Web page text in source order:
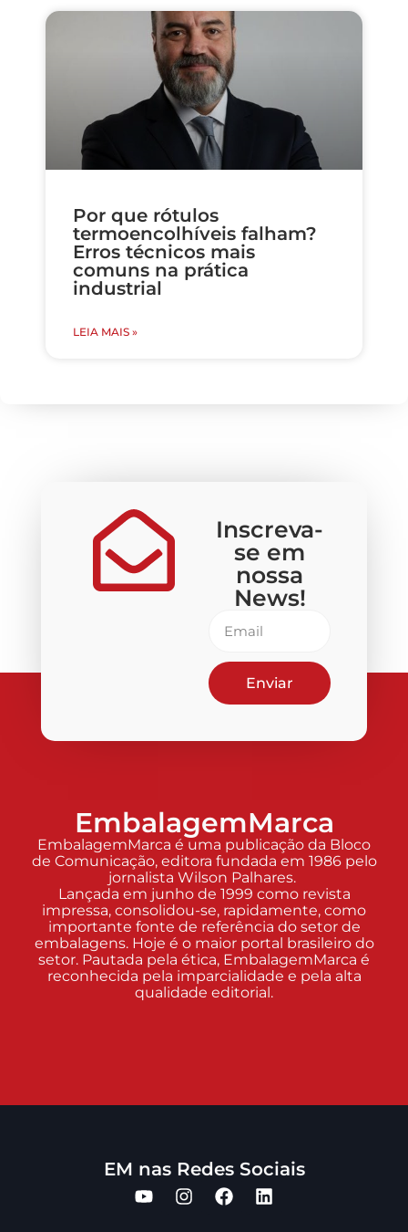
Por que rótulos
termoencolhíveis falham?
Erros técnicos mais
comuns na prática
industrial
LEIA MAIS »
Inscreva-
se em
nossa
News!
Enviar
EmbalagemMarca
EmbalagemMarca é uma publicação da Bloco
de Comunicação, editora fundada em 1986 pelo
jornalista Wilson Palhares.
Lançada em junho de 1999 como revista
impressa, consolidou-se, rapidamente, como
importante fonte de referência do setor de
embalagens. Hoje é o maior portal brasileiro do
setor. Pautada pela ética, EmbalagemMarca é
reconhecida pela imparcialidade e pela alta
qualidade editorial.
EM nas Redes Sociais